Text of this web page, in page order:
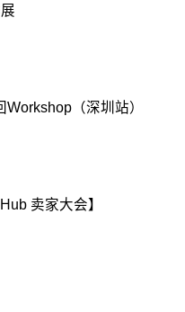
（深圳站）
卖家大会】